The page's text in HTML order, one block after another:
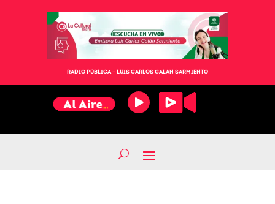
RADIO PÚBLICA – LUIS CARLOS GALÁN SARMIENTO